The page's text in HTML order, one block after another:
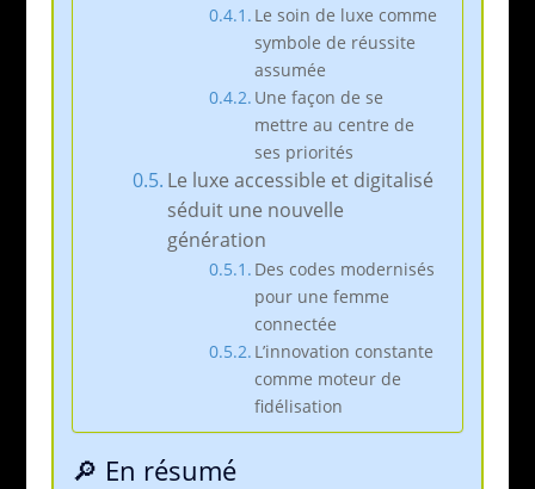
Le soin de luxe comme
symbole de réussite
assumée
Une façon de se
mettre au centre de
ses priorités
Le luxe accessible et digitalisé
séduit une nouvelle
génération
Des codes modernisés
pour une femme
connectée
L’innovation constante
comme moteur de
fidélisation
🔎 En résumé